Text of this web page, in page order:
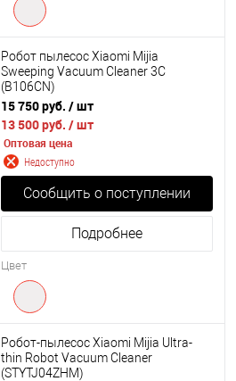
Робот пылесос Xiaomi Mijia
Sweeping Vacuum Cleaner 3C
(B106CN)
15 750 руб. / шт
13 500 руб. / шт
Оптовая цена
Недоступно
Сообщить о поступлении
Подробнее
Цвет
Робот-пылесос Xiaomi Mijia Ultra-
thin Robot Vacuum Cleaner
(STYTJ04ZHM)